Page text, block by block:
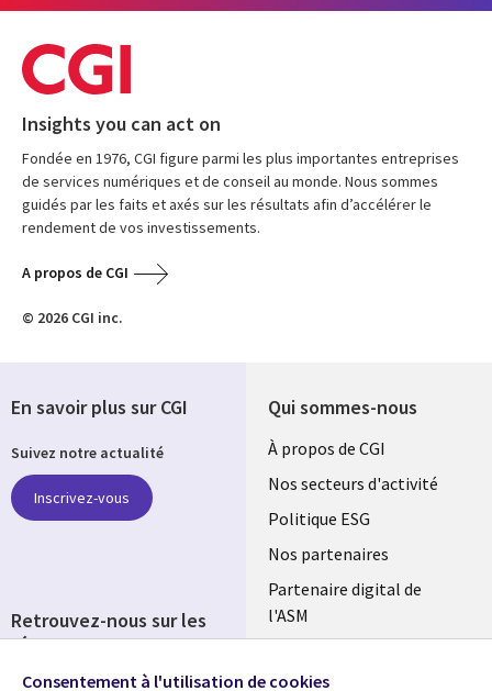
Insights you can act on
Fondée en 1976, CGI figure parmi les plus importantes entreprises
de services numériques et de conseil au monde. Nous sommes
guidés par les faits et axés sur les résultats afin d’accélérer le
rendement de vos investissements.
A propos de CGI
© 2026 CGI inc.
Qui sommes-nous
Useful
links
FRANCE
À propos de CGI
Nos secteurs d'activité
Politique ESG
Nos partenaires
Partenaire digital de
l'ASM
Fusions
En savoir plus sur CGI
Suivez notre actualité
Inscrivez-vous
Retrouvez-nous sur les
réseaux
Social
Consentement à l'utilisation de cookies